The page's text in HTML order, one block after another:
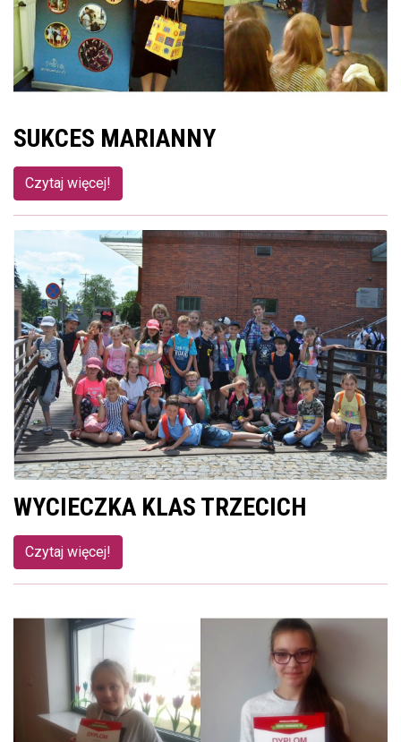
SUKCES MARIANNY
Czytaj więcej!
WYCIECZKA KLAS TRZECICH
Czytaj więcej!